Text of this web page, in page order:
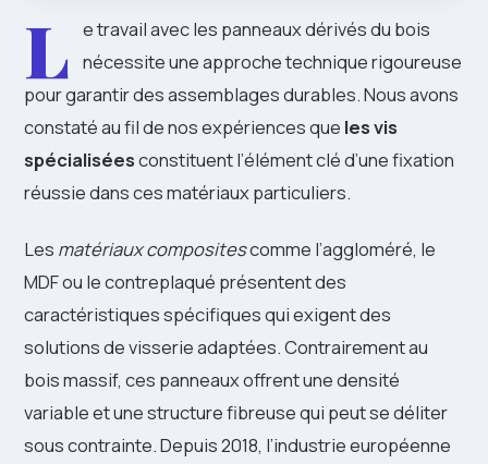
L e travail avec les panneaux dérivés du bois
nécessite une approche technique rigoureuse
pour garantir des assemblages durables. Nous avons
constaté au fil de nos expériences que les vis
spécialiséesconstituent l’élément clé d’une fixation
réussie dans ces matériaux particuliers.
Les matériaux compositescomme l’aggloméré, le
MDF ou le contreplaqué présentent des
caractéristiques spécifiques qui exigent des
solutions de visserie adaptées. Contrairement au
bois massif, ces panneaux offrent une densité
variable et une structure fibreuse qui peut se déliter
sous contrainte. Depuis 2018, l’industrie européenne